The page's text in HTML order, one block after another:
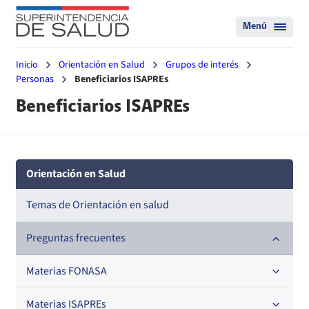
Menú
Inicio Orientación en Salud
Grupos de interés
Personas
Beneficiarios ISAPREs
Beneficiarios ISAPREs
Orientación en Salud
Temas de Orientación en salud
Preguntas frecuentes
Materias FONASA
Afiliación y Desafiliación
Materias ISAPREs